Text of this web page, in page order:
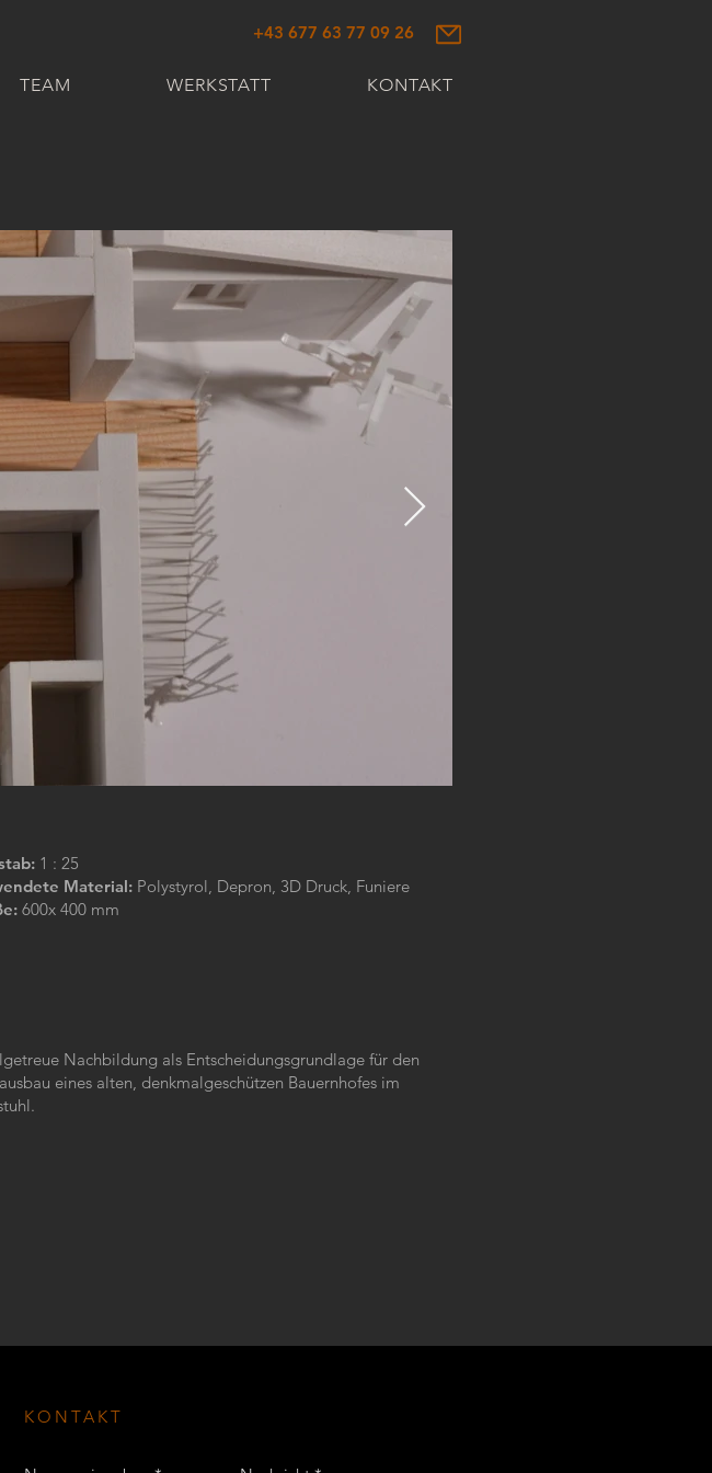
‭+43 677 63 77 09 26‬
TEAM WERKSTATT KONTAKT
1 : 25
Material: Polystyrol, Depron, 3D Druck, Funiere
600x 400 mm
Nachbildung als Entscheidungsgrundlage für den
eines alten, denkmalgeschützen Bauernhofes im
KONTAKT